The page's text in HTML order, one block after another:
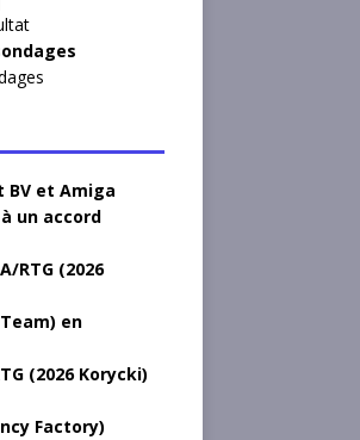
BV et Amiga
un accord
RTG (2026
en
(2026 Korycki)
Factory)